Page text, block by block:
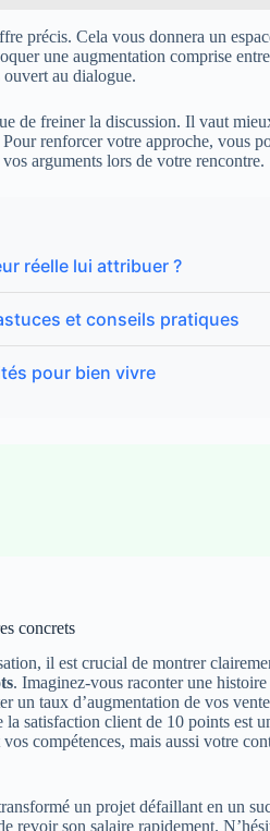
précis. Cela vous donnera un
une augmentation comprise
au dialogue.
de freiner la discussion. Il vaut
renforcer votre approche, vous
arguments lors de votre rencontre.
réelle lui attribuer ?
et conseils pratiques
pour bien vivre
concrets
il est crucial de montrer
. Imaginez-vous raconter une
un taux d’augmentation de vos
satisfaction client de 10 points est
compétences, mais aussi votre
un projet défaillant en un
revoir son salaire rapidement.